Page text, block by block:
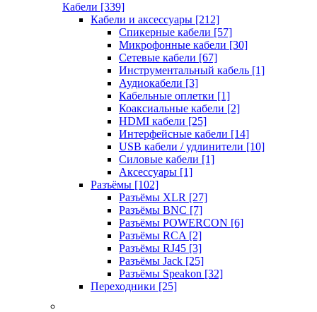
Кабели [339]
Кабели и аксессуары [212]
Спикерные кабели [57]
Микрофонные кабели [30]
Сетевые кабели [67]
Инструментальный кабель [1]
Аудиокабели [3]
Кабельные оплетки [1]
Коаксиальные кабели [2]
HDMI кабели [25]
Интерфейсные кабели [14]
USB кабели / удлинители [10]
Силовые кабели [1]
Аксессуары [1]
Разъёмы [102]
Разъёмы XLR [27]
Разъёмы BNC [7]
Разъёмы POWERCON [6]
Разъёмы RCA [2]
Разъёмы RJ45 [3]
Разъёмы Jack [25]
Разъёмы Speakon [32]
Переходники [25]